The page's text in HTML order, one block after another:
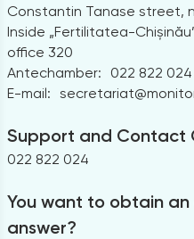
Constantin Tanase street,
Inside „Fertilitatea-
office 320
Antechamber:
022 822 024
E-mail:
Support and Contact
022 822 024
You want to obtain
answer?